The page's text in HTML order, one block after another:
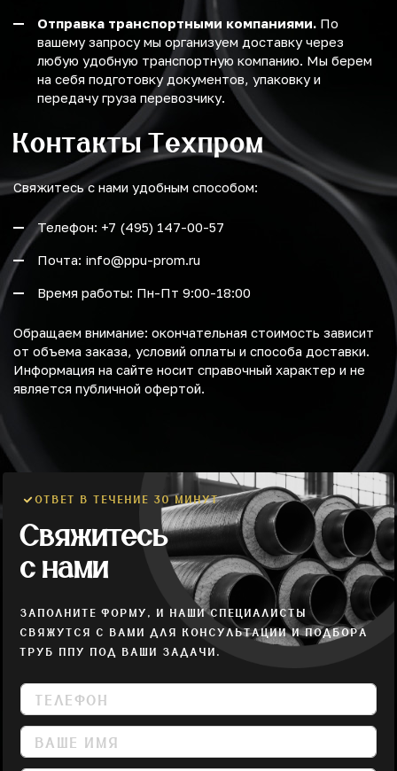
Отправка транспортными компаниями. По
вашему запросу мы организуем доставку через
любую удобную транспортную компанию. Мы берем
на себя подготовку документов, упаковку и
передачу груза перевозчику.
Контакты Техпром
Свяжитесь с нами удобным способом:
Телефон: +7 (495) 147-00-57
Почта: info@ppu-prom.ru
Время работы: Пн-Пт 9:00-18:00
Обращаем внимание: окончательная стоимость зависит
от объема заказа, условий оплаты и способа доставки.
Информация на сайте носит справочный характер и не
является публичной офертой.
ОТВЕТ В ТЕЧЕНИЕ 30 МИНУТ
Свяжитесь
с нами
ЗАПОЛНИТЕ ФОРМУ, И НАШИ СПЕЦИАЛИСТЫ
СВЯЖУТСЯ С ВАМИ ДЛЯ КОНСУЛЬТАЦИИ И ПОДБОРА
ТРУБ ППУ ПОД ВАШИ ЗАДАЧИ.